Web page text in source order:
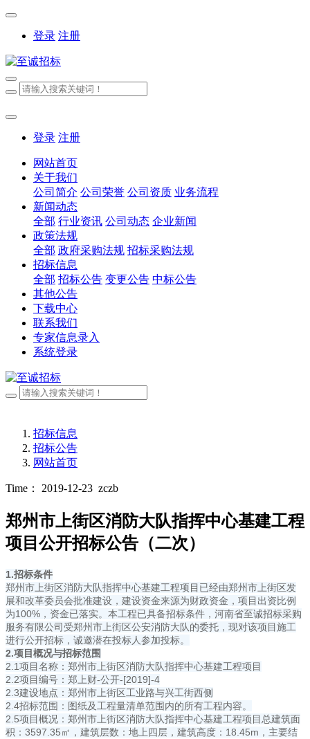
登录 注册
登录 注册
网站首页
关于我们
公司简介 公司荣誉 公司资质 业务流程
新闻动态
全部 行业资讯 公司动态 企业新闻
政策法规
全部 政府采购法规 招标采购法规
招标信息
全部 招标公告 变更公告 中标公告
其他公告
下载中心
联系我们
专家信息录入
系统登录
招标信息
招标公告
网站首页
Time： 2019-12-23 zczb
郑州市上街区消防大队指挥中心基建工程
项目公开招标公告（二次）
1.招标条件
郑州市上街区消防大队指挥中心基建工程项目已经由郑州市上街区发
展和改革委员会批准建设，建设资金来源为财政资金，项目出资比例
为100%，资金已落实。本工程已具备招标条件，河南省至诚招标采购
服务有限公司受郑州市上街区公安消防大队的委托，现对该项目施工
进行公开招标，诚邀潜在投标人参加投标。
2.项目概况与招标范围
2.1项目名称：郑州市上街区消防大队指挥中心基建工程项目
2.2项目编号：郑上财-公开-[2019]-4
2.3建设地点：郑州市上街区工业路与兴工街西侧
2.4招标范围：图纸及工程量清单范围内的所有工程内容。
2.5项目概况：郑州市上街区消防大队指挥中心基建工程项目总建筑面
积：3597.35㎡，建筑层数：地上四层，建筑高度：18.45m，主要结